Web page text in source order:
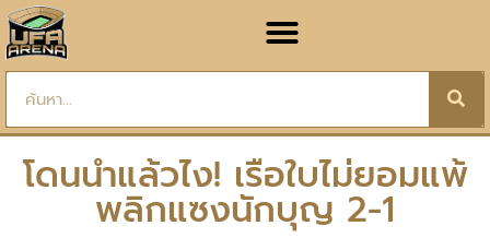
โดนนำแล้วไง! เรือใบไม่ยอมแพ้
พลิกแซงนักบุญ 2-1